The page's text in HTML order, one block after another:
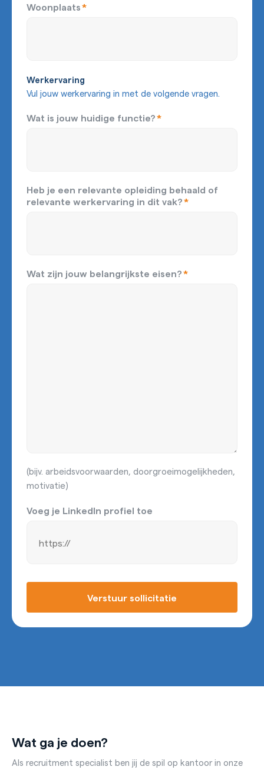
Woonplaats*
Werkervaring
Vul jouw werkervaring in met de volgende vragen.
Wat is jouw huidige functie?*
Heb je een relevante opleiding behaald of
relevante werkervaring in dit vak?*
Wat zijn jouw belangrijkste eisen?*
(bijv. arbeidsvoorwaarden, doorgroeimogelijkheden,
motivatie)
Voeg je LinkedIn profiel toe
Verstuur sollicitatie
Wat ga je doen?
Als recruitment specialist ben jij de spil op kantoor in onze